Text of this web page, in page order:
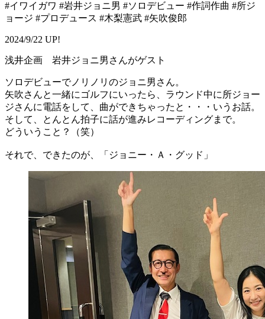
#イワイガワ #岩井ジョニ男 #ソロデビュー #作詞作曲 #所ジ
ョージ #プロデュース #木梨憲武 #矢吹俊郎
2024/9/22 UP!
浅井企画 岩井ジョニ男さんがゲスト
ソロデビューでノリノリのジョニ男さん。
矢吹さんと一緒にゴルフにいったら、ラウンド中に所ジョー
ジさんに電話をして、曲ができちゃったと・・・いうお話。
そして、とんとん拍子に話が進みレコーディングまで。
どういうこと？（笑）
それで、できたのが、「ジョニー・Ａ・グッド」